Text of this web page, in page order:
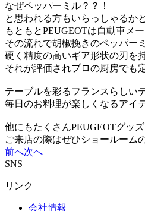
なぜペッパーミル？？！
と思われる方もいらっしゃるか
もともとPEUGEOTは自動車メ
その流れで胡椒挽きのペッパー
硬く精度の高いギア形状の刃を
それが評価されプロの厨房でも
テーブルを彩るフランスらしい
毎日のお料理が楽しくなるア
他にもたくさんPEUGEOTグッ
ご来店の際はぜひショールーム
前へ次へ
SNS
リンク
会社情報